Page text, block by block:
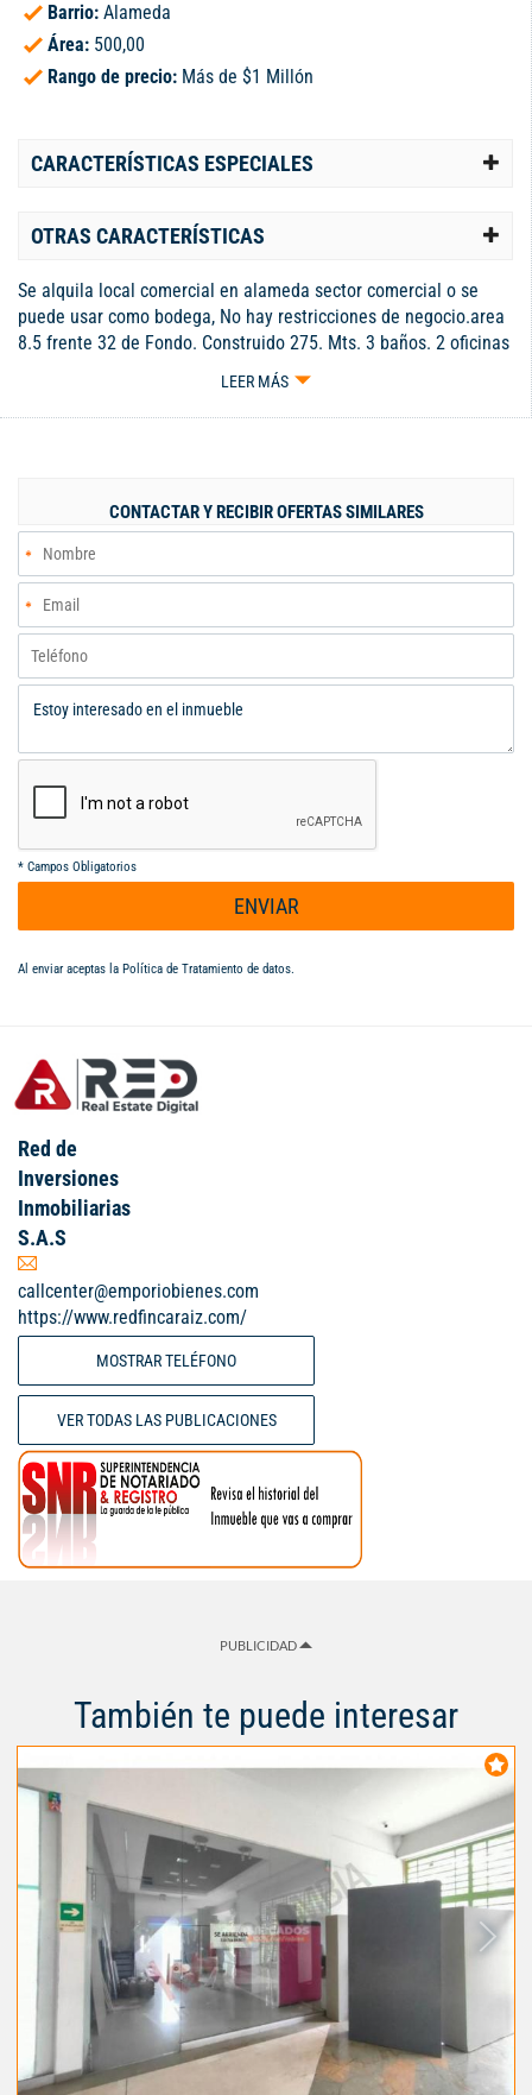
Barrio: Alameda
Área: 500,00
Rango de precio: Más de $1 Millón
CARACTERÍSTICAS ESPECIALES
OTRAS CARACTERÍSTICAS
Se alquila local comercial en alameda sector comercial o se
puede usar como bodega, No hay restricciones de negocio.area
8.5 frente 32 de Fondo. Construido 275. Mts. 3 baños. 2 oficinas
y el salón amplio en el primer piso
LEER MÁS
CONTACTAR Y RECIBIR OFERTAS SIMILARES
* Campos Obligatorios
ENVIAR
Al enviar aceptas la Política de Tratamiento de datos.
Red de
Inversiones
Inmobiliarias
S.A.S
callcenter@emporiobienes.com
https://www.redfincaraiz.com/
MOSTRAR TELÉFONO
VER TODAS LAS PUBLICACIONES
PUBLICIDAD
También te puede interesar